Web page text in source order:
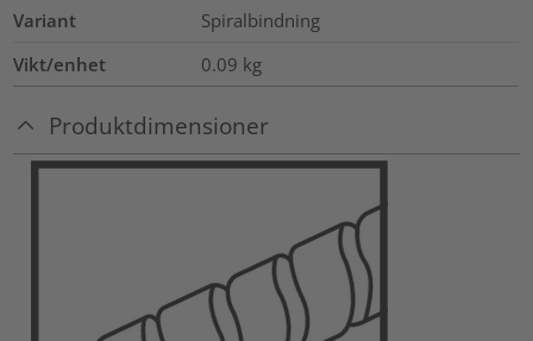
Variant
Spiralbindning
Vikt/enhet
0.09 kg
Produktdimensioner